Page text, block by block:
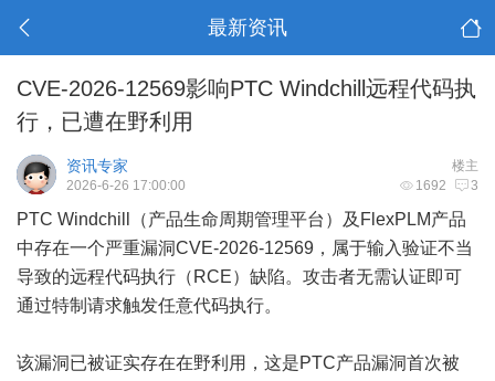
最新资讯
CVE-2026-12569影响PTC Windchill远程代码执
行，已遭在野利用
楼主
资讯专家
1692 3
2026-6-26 17:00:00
PTC Windchill（产品生命周期管理平台）及FlexPLM产品
中存在一个严重漏洞CVE-2026-12569，属于输入验证不当
导致的远程代码执行（RCE）缺陷。攻击者无需认证即可
通过特制请求触发任意代码执行。
该漏洞已被证实存在在野利用，这是PTC产品漏洞首次被